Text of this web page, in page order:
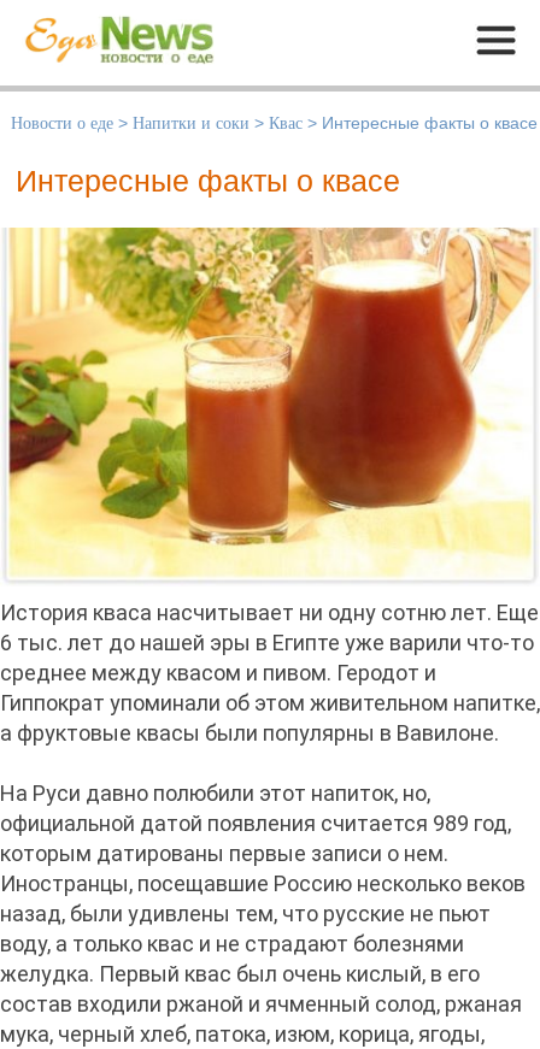
Меню
Новости о еде > Напитки и соки > Квас > Интересные факты о квасе
Интересные факты о квасе
История кваса насчитывает ни одну сотню лет. Еще
6 тыс. лет до нашей эры в Египте уже варили что-то
среднее между квасом и пивом. Геродот и
Гиппократ упоминали об этом живительном напитке,
а фруктовые квасы были популярны в Вавилоне.
На Руси давно полюбили этот напиток, но,
официальной датой появления считается 989 год,
которым датированы первые записи о нем.
Иностранцы, посещавшие Россию несколько веков
назад, были удивлены тем, что русские не пьют
воду, а только квас и не страдают болезнями
желудка. Первый квас был очень кислый, в его
состав входили ржаной и ячменный солод, ржаная
мука, черный хлеб, патока, изюм, корица, ягоды,